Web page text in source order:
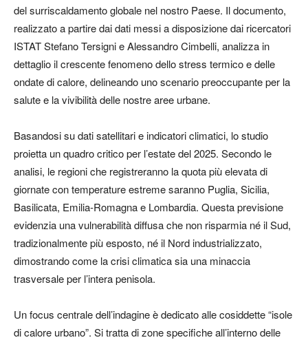
del surriscaldamento globale nel nostro Paese. Il documento,
realizzato a partire dai dati messi a disposizione dai ricercatori
ISTAT Stefano Tersigni e Alessandro Cimbelli, analizza in
dettaglio il crescente fenomeno dello stress termico e delle
ondate di calore, delineando uno scenario preoccupante per la
salute e la vivibilità delle nostre aree urbane.
Basandosi su dati satellitari e indicatori climatici, lo studio
proietta un quadro critico per l’estate del 2025. Secondo le
analisi, le regioni che registreranno la quota più elevata di
giornate con temperature estreme saranno Puglia, Sicilia,
Basilicata, Emilia-Romagna e Lombardia. Questa previsione
evidenzia una vulnerabilità diffusa che non risparmia né il Sud,
tradizionalmente più esposto, né il Nord industrializzato,
dimostrando come la crisi climatica sia una minaccia
trasversale per l’intera penisola.
Un focus centrale dell’indagine è dedicato alle cosiddette “isole
di calore urbano”. Si tratta di zone specifiche all’interno delle